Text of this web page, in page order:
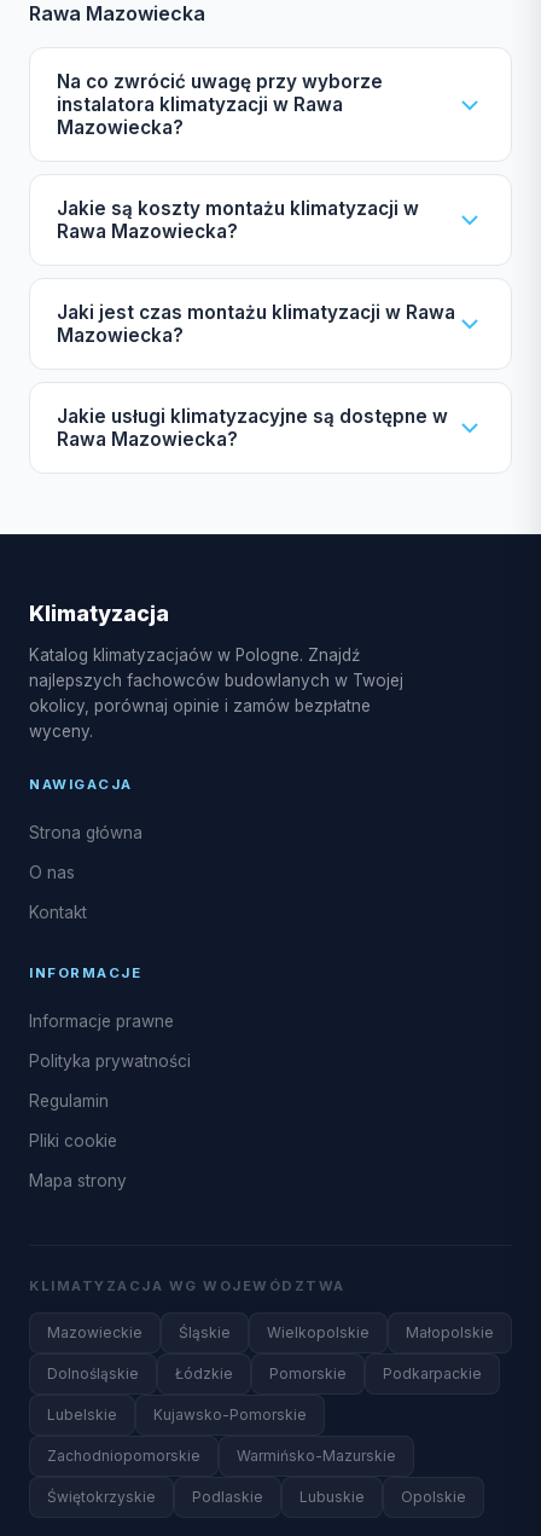
Rawa Mazowiecka
Na co zwrócić uwagę przy wyborze
instalatora klimatyzacji w Rawa
Mazowiecka?
Wybierając instalatora klimatyzacji w Rawa
Mazowiecka, zwróć uwagę na certyfikat F-gazowy
Daikin, Mitsubishi, Samsung, gwarancję oraz opinie
innych klientów. Nasz katalog zawiera
zweryfikowane firmy, które spełniają te wymagania.
Jakie są koszty montażu klimatyzacji w
Rawa Mazowiecka?
Koszt montażu klimatyzacji w Rawa Mazowiecka
zależy od mocy urządzenia (2,5-7 kW), liczby
(ekonomiczna lub premium) oraz długości instalacji
miedzianej. Zachęcamy do skorzystania z darmowej
wyceny.
Jaki jest czas montażu klimatyzacji w Rawa
Mazowiecka?
Typowy czas montażu klimatyzacji split w Rawa
Mazowiecka wynosi od 4 do 8 godzin, natomiast dla
Jakie usługi klimatyzacyjne są dostępne w
Rawa Mazowiecka?
klimatyzacji split i multi-split, pompy ciepła
układu freonowego oraz uzupełnianie czynnika R32.
Klimatyzacja
Katalog klimatyzacjaów w Pologne. Znajdź
najlepszych fachowców budowlanych w Twojej
okolicy, porównaj opinie i zamów bezpłatne
wyceny.
NAWIGACJA
Strona główna
O nas
Kontakt
INFORMACJE
Informacje prawne
Polityka prywatności
Regulamin
Pliki cookie
Mapa strony
KLIMATYZACJA WG WOJEWÓDZTWA
Mazowieckie Śląskie Wielkopolskie Małopolskie
Dolnośląskie Łódzkie Pomorskie Podkarpackie
Lubelskie Kujawsko-Pomorskie
Zachodniopomorskie Warmińsko-Mazurskie
Świętokrzyskie Podlaskie Lubuskie Opolskie